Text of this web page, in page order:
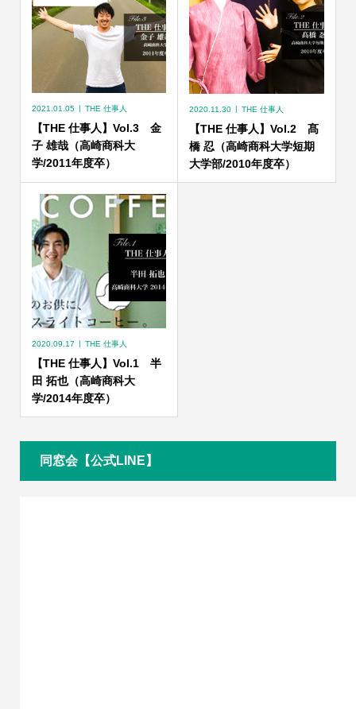
2021.01.05 THE 仕事人
【THE 仕事人】Vol.3 金
子 雄哉（高崎商科大
学/2011年度卒）
2020.11.30 THE 仕事人
【THE 仕事人】Vol.2 髙
橋 忍（高崎商科大学短期
大学部/2010年度卒）
2020.09.17 THE 仕事人
【THE 仕事人】Vol.1 半
田 拓也（高崎商科大
学/2014年度卒）
同窓会【公式LINE】